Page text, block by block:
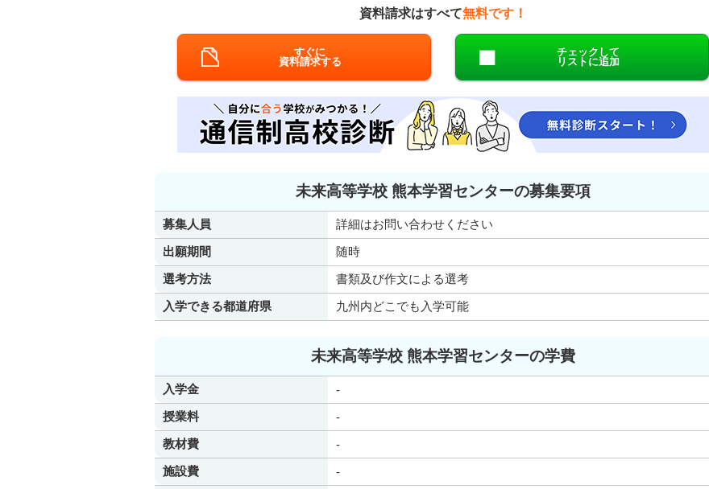
資料請求はすべて無料です！
すぐに
資料請求する
チェックして
リストに追加
未来高等学校 熊本学習センターの募集要項
募集人員
詳細はお問い合わせください
出願期間
随時
選考方法
書類及び作文による選考
入学できる都道府県
九州内どこでも入学可能
未来高等学校 熊本学習センターの学費
入学金
-
授業料
-
教材費
-
施設費
-